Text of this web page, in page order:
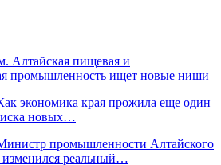
Алтайская пищевая и
промышленность ищет новые ниши
экономика края прожила еще один
новых…
промышленности Алтайского
реальный…